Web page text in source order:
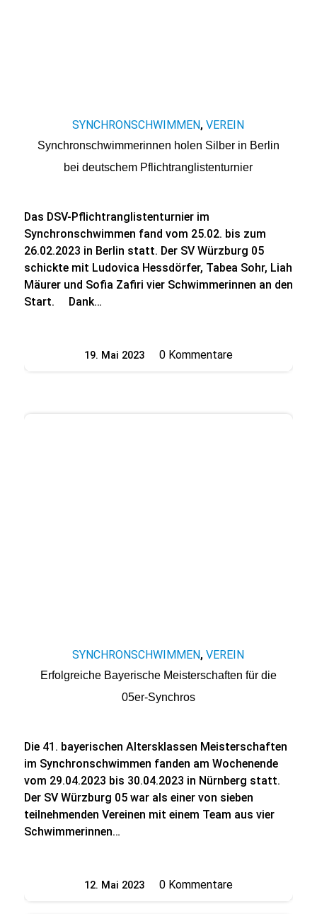
SYNCHRONSCHWIMMEN,VEREIN
Synchronschwimmerinnen holen Silber in Berlin
bei deutschem Pflichtranglistenturnier
Das DSV-Pflichtranglistenturnier im
Synchronschwimmen fand vom 25.02. bis zum
26.02.2023 in Berlin statt. Der SV Würzburg 05
schickte mit Ludovica Hessdörfer, Tabea Sohr, Liah
Mäurer und Sofia Zafiri vier Schwimmerinnen an den
Start. Dank…
19. Mai 2023
/ 0 Kommentare
SYNCHRONSCHWIMMEN,VEREIN
Erfolgreiche Bayerische Meisterschaften für die
05er-Synchros
Die 41. bayerischen Altersklassen Meisterschaften
im Synchronschwimmen fanden am Wochenende
vom 29.04.2023 bis 30.04.2023 in Nürnberg statt.
Der SV Würzburg 05 war als einer von sieben
teilnehmenden Vereinen mit einem Team aus vier
Schwimmerinnen…
12. Mai 2023
/ 0 Kommentare